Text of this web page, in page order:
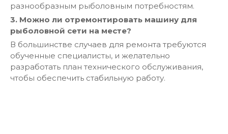
разнообразным рыболовным потребностям.
3. Можно ли отремонтировать машину для
рыболовной сети на месте?
В большинстве случаев для ремонта требуются
обученные специалисты, и желательно
разработать план технического обслуживания,
чтобы обеспечить стабильную работу.